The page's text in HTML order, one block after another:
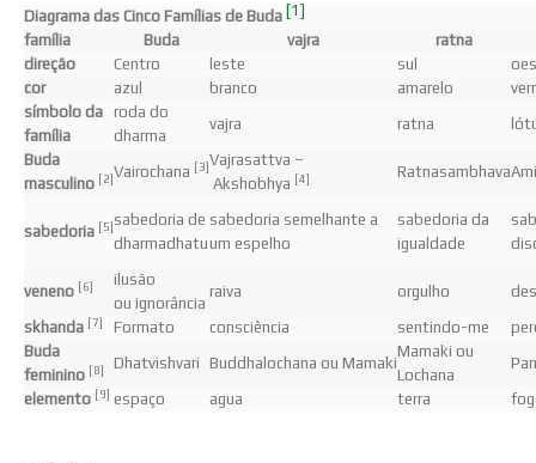
Diagrama das Cinco Famílias de Buda [1]
família
Buda vajra
ratna
direção
Centro leste sul
cor
azul branco amarelo
símbolo da
família
roda do
dharma
vajra ratna
Buda
masculino [2]Vairochana [3]Vajrasattva –
Akshobhya [4] Ratnasambhava
sabedoria [5]sabedoria de
dharmadhatu
sabedoria semelhante a
um espelho
sabedoria da
igualdade
veneno [6]
ilusão
ou ignorância
raiva orgulho
skhanda [7] Formato consciência sentindo-me
Buda
feminino [8] Dhatvishvari Buddhalochana ou Mamaki
Mamaki ou
Lochana
elemento [9] espaço agua terra